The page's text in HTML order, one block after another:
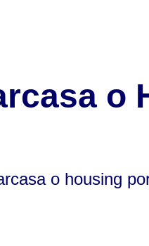
o
o housing